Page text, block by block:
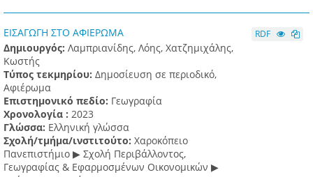
ΕΙΣΑΓΩΓΗ ΣΤΟ ΑΦΙΕΡΩΜΑ
Δημιουργός: Λαμπριανίδης, Λόης, Χατζημιχάλης,
Κωστής
Τύπος τεκμηρίου: Δημοσίευση σε περιοδικό,
Αφιέρωμα
Επιστημονικό πεδίο: Γεωγραφία
Χρονολογία : 2023
Γλώσσα: Ελληνική γλώσσα
Σχολή/τμήμα/ινστιτούτο: Χαροκόπειο
Πανεπιστήμιο ▶ Σχολή Περιβάλλοντος,
Γεωγραφίας & Εφαρμοσμένων Οικονομικών ▶
RDF